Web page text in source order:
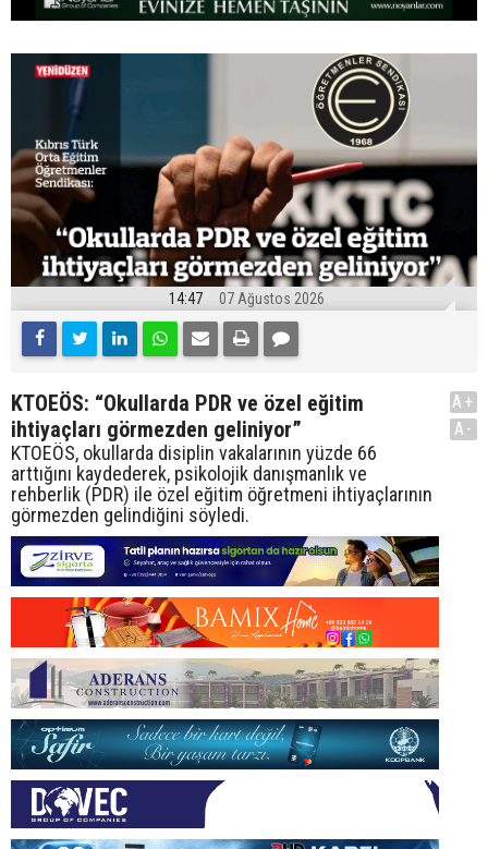
14:47 07 Ağustos 2026
KTOEÖS: “Okullarda PDR ve özel eğitim
ihtiyaçları görmezden geliniyor”
KTOEÖS, okullarda disiplin vakalarının yüzde 66
arttığını kaydederek, psikolojik danışmanlık ve
rehberlik (PDR) ile özel eğitim öğretmeni ihtiyaçlarının
görmezden gelindiğini söyledi.
A+
A-